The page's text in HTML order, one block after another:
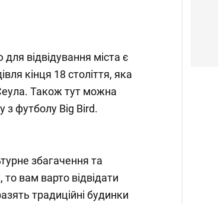
відвідування міста є
кінця 18 століття, яка
Також тут можна
з футболу Big Bird.
збагачення та
вам варто відвідати
традиційні будинки